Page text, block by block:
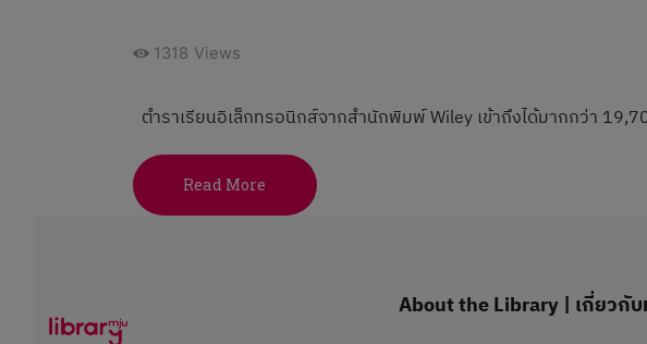
1318 Views
ตำราเรียนอิเล็กทรอนิกส์จากสำนักพิมพ์ Wiley เข้าถึงได้มากกว่า
Read More
About the Library | เกี่ยวกั